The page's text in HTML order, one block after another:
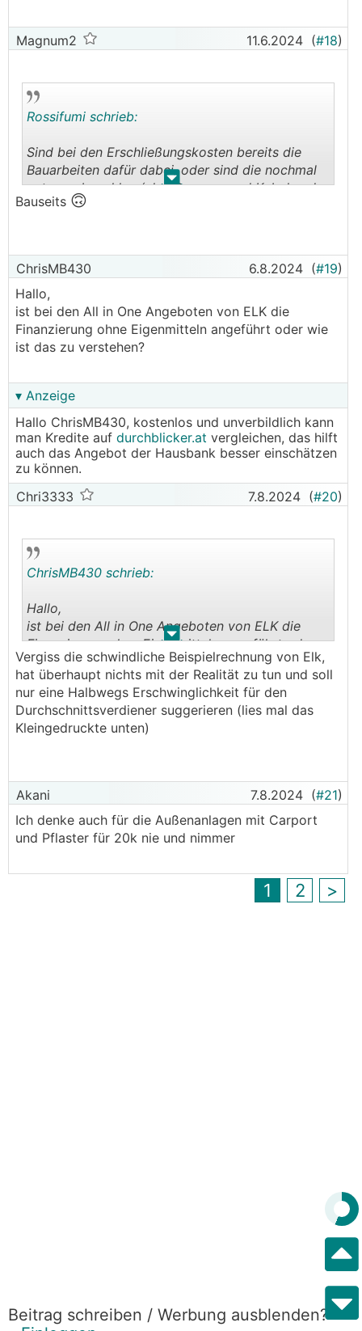
Magnum2 11.6.2024 (#18)
. .
Rossifumi schrieb:
Sind bei den Erschließungskosten bereits die
Bauarbeiten dafür dabei, oder sind die nochmal
extra zu bezahlen (also Baggern und Kabel und
Rohre von Grundstücksgrenze zum Haus
Bauseits 🙃
ChrisMB430 6.8.2024 (#19)
Hallo,
ist bei den All in One Angeboten von ELK die
Finanzierung ohne Eigenmitteln angeführt oder wie
ist das zu verstehen?
▾ Anzeige
Hallo ChrisMB430, kostenlos und unverbildlich kann
man Kredite auf durchblicker.at vergleichen, das hilft
auch das Angebot der Hausbank besser einschätzen
zu können.
Chri3333
7.8.2024 (#20)
. .
ChrisMB430 schrieb:
Hallo,
ist bei den All in One Angeboten von ELK die
Finanzierung ohne Eigenmitteln angeführt oder
wie ist das zu verstehen?
Vergiss die schwindliche Beispielrechnung von Elk,
hat überhaupt nichts mit der Realität zu tun und soll
nur eine Halbwegs Erschwinglichkeit für den
Durchschnittsverdiener suggerieren (lies mal das
Kleingedruckte unten)
Akani 7.8.2024 (#21)
Ich denke auch für die Außenanlagen mit Carport
und Pflaster für 20k nie und nimmer
1 2 >
Beitrag schreiben / Werbung ausblenden?